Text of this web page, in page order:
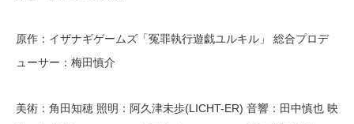
原作：イザナギゲームズ「冤罪執行遊戯ユルキル」 総合プロデ
ューサー：梅田慎介
美術：角田知穂 照明： 阿久津未歩(LICHT-ER) 音響： 田中慎也 映